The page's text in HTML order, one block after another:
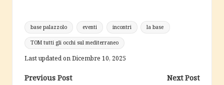
Tags:
base palazzolo eventi incontri
la base
TOM tutti gli occhi sul mediterraneo
Last updated on Dicembre 10, 2025
Previous Post Next Post